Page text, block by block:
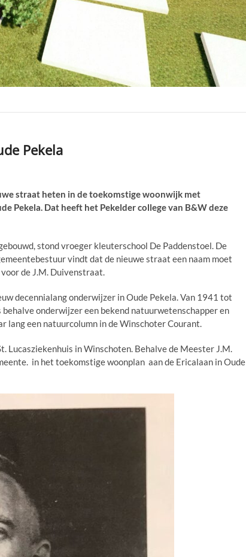
Pekela
straat heten in de toekomstige woonwijk met
Pekela. Dat heeft het Pekelder college van B&W deze
stond vroeger kleuterschool De Paddenstoel. De
vindt dat de nieuwe straat een naam moet
de J.M. Duivenstraat.
decennialang onderwijzer in Oude Pekela. Van 1941 tot
onderwijzer een bekend natuurwetenschapper en
lang een natuurcolumn in de Winschoter Courant.
in Winschoten. Behalve de Meester J.M.
in het toekomstige woonplan aan de Ericalaan in Oude